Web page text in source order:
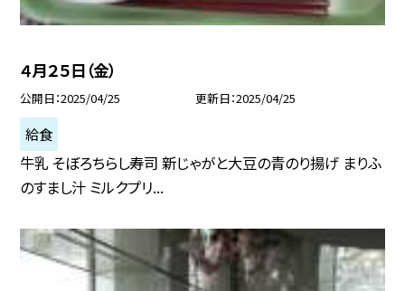
４月２５日（金）
公開日 2025/04/25 更新日 2025/04/25
給食
牛乳 そぼろちらし寿司 新じゃがと大豆の青のり揚げ まりふ
のすまし汁 ミルクプリ...